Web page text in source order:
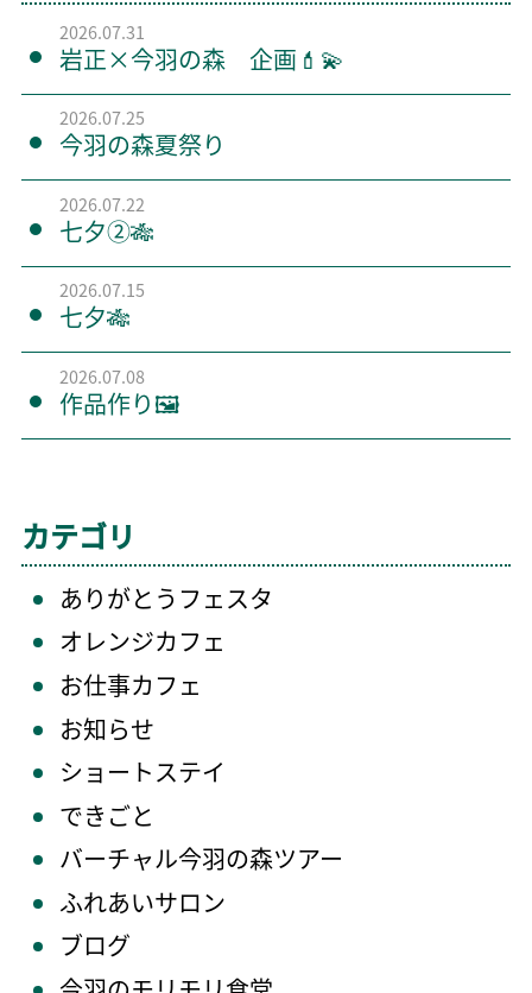
2026.07.31
岩正×今羽の森 企画💄💫
2026.07.25
今羽の森夏祭り
2026.07.22
七夕②🎋
2026.07.15
七夕🎋
2026.07.08
作品作り🖼️
カテゴリ
ありがとうフェスタ
オレンジカフェ
お仕事カフェ
お知らせ
ショートステイ
できごと
バーチャル今羽の森ツアー
ふれあいサロン
ブログ